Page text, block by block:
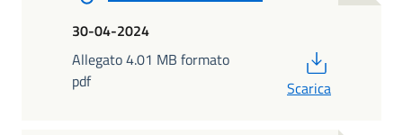
30-04-2024
Allegato 4.01 MB formato
pdf
Scarica